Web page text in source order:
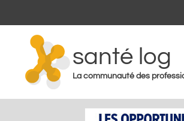
santé log
La communauté des